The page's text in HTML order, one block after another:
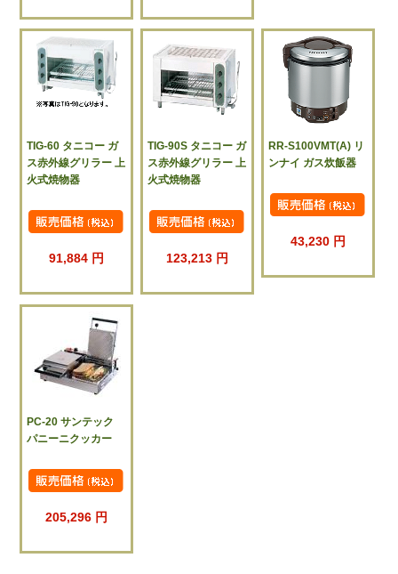
TIG-60 タニコー ガ
ス赤外線グリラー 上
火式焼物器
91,884 円
TIG-90S タニコー ガ
ス赤外線グリラー 上
火式焼物器
123,213 円
RR-S100VMT(A) リ
ンナイ ガス炊飯器
43,230 円
PC-20 サンテック
パニーニクッカー
205,296 円